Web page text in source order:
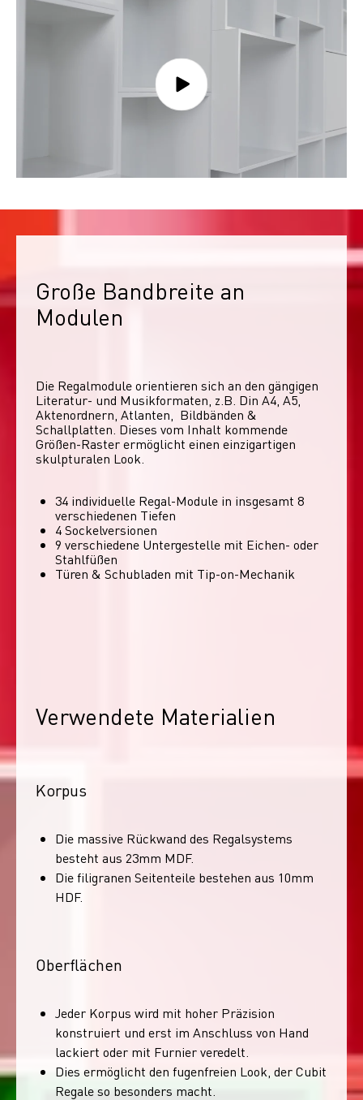
Große Bandbreite an
Modulen
Die Regalmodule orientieren sich an den gängigen
Literatur- und Musikformaten, z.B. Din A4, A5,
Aktenordnern, Atlanten,  Bildbänden &
Schallplatten. Dieses vom Inhalt kommende
Größen-Raster ermöglicht einen einzigartigen
skulpturalen Look.
34 individuelle Regal-Module​ in insgesamt 8
verschiedenen Tiefen
4 Sockelversionen​
9 verschiedene Untergestelle mit Eichen- oder
Stahlfüßen
Türen & Schubladen mit Tip-on-Mechanik
Verwendete Materialien
Korpus
Die massive Rückwand des Regalsystems
besteht aus 23mm MDF.
Die filigranen Seitenteile bestehen aus 10mm
HDF.
Oberflächen
Jeder Korpus wird mit hoher Präzision
konstruiert und erst im Anschluss von Hand
lackiert oder mit Furnier veredelt.
Dies ermöglicht den fugenfreien Look, der Cubit
Regale so besonders macht.